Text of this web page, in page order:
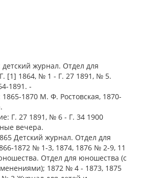
журнал. Отдел для
[1] 1864, № 1 - Г. 27 1891, № 5.
1891. -
1870 М. Ф. Ростовская, 1870-
Г. 27 1891, № 6 - Г. 34 1900
вечера.
Детский журнал. Отдел для
1872 № 1-3, 1874, 1876 № 2-9, 11
Отдел для юношества (с
1872 № 4 - 1873, 1875